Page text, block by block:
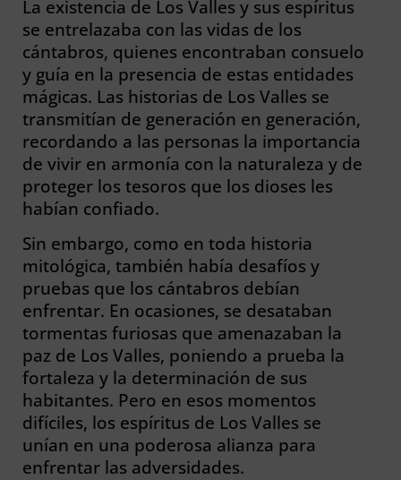
La existencia de Los Valles y sus espíritus
se entrelazaba con las vidas de los
cántabros, quienes encontraban consuelo
y guía en la presencia de estas entidades
mágicas. Las historias de Los Valles se
transmitían de generación en generación,
recordando a las personas la importancia
de vivir en armonía con la naturaleza y de
proteger los tesoros que los dioses les
habían confiado.
Sin embargo, como en toda historia
mitológica, también había desafíos y
pruebas que los cántabros debían
enfrentar. En ocasiones, se desataban
tormentas furiosas que amenazaban la
paz de Los Valles, poniendo a prueba la
fortaleza y la determinación de sus
habitantes. Pero en esos momentos
difíciles, los espíritus de Los Valles se
unían en una poderosa alianza para
enfrentar las adversidades.